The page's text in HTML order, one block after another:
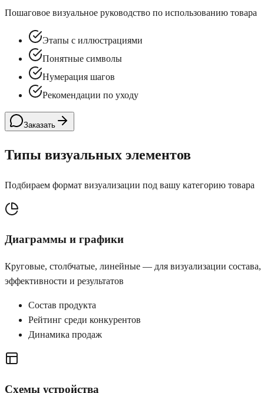
Пошаговое визуальное руководство по использованию товара
Этапы с иллюстрациями
Понятные символы
Нумерация шагов
Рекомендации по уходу
Заказать
Типы визуальных элементов
Подбираем формат визуализации под вашу категорию товара
Диаграммы и графики
Круговые, столбчатые, линейные — для визуализации состава,
эффективности и результатов
Состав продукта
Рейтинг среди конкурентов
Динамика продаж
Схемы устройства